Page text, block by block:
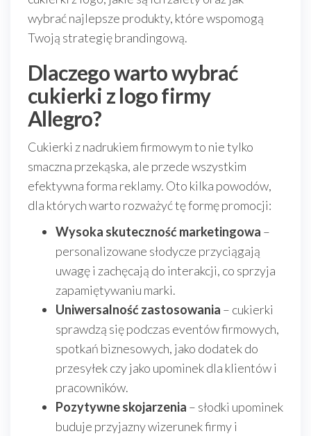
wybrać najlepsze produkty, które wspomogą
Twoją strategię brandingową.
Dlaczego warto wybrać
cukierki z logo firmy
Allegro?
Cukierki z nadrukiem firmowym to nie tylko
smaczna przekąska, ale przede wszystkim
efektywna forma reklamy. Oto kilka powodów,
dla których warto rozważyć tę formę promocji:
Wysoka skuteczność marketingowa –
personalizowane słodycze przyciągają
uwagę i zachęcają do interakcji, co sprzyja
zapamiętywaniu marki.
Uniwersalność zastosowania – cukierki
sprawdzą się podczas eventów firmowych,
spotkań biznesowych, jako dodatek do
przesyłek czy jako upominek dla klientów i
pracowników.
Pozytywne skojarzenia – słodki upominek
buduje przyjazny wizerunek firmy i